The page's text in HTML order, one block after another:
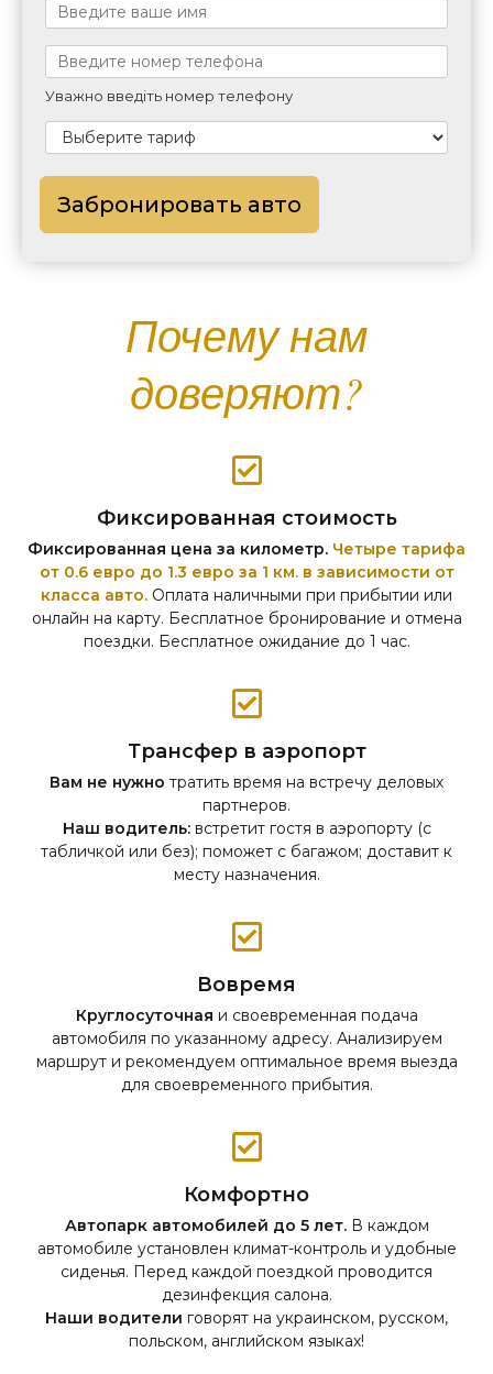
Уважно введіть номер телефону
Забронировать авто
Почему нам
доверяют?
Фиксированная стоимость
Фиксированная цена за километр. Четыре тарифа
от 0.6 евро до 1.3 евро за 1 км. в зависимости от
класса авто. Оплата наличными при прибытии или
онлайн на карту. Бесплатное бронирование и отмена
поездки. Бесплатное ожидание до 1 час.
Трансфер в аэропорт
Вам не нужно тратить время на встречу деловых
партнеров.
Наш водитель:встретит гостя в аэропорту (с
табличкой или без); поможет с багажом; доставит к
месту назначения.
Вовремя
Круглосуточная и своевременная подача
автомобиля по указанному адресу. Анализируем
маршрут и рекомендуем оптимальное время выезда
для своевременного прибытия.
Комфортно
Автопарк автомобилей до 5 лет.В каждом
автомобиле установлен климат-контроль и удобные
сиденья. Перед каждой поездкой проводится
дезинфекция салона.
Наши водители говорят на украинском, русском,
польском, английском языках!